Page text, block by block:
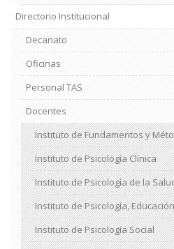
Directorio Institucional
Decanato
Oficinas
Personal TAS
Docentes
Instituto de Fundamentos y
Instituto de Psicología Clínica
Instituto de Psicología de la
Instituto de Psicología,
Instituto de Psicología Social